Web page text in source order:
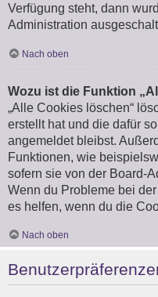
Verfügung steht, dann
Administration
Nach oben
Wozu ist die Funktion
„Alle Cookies löschen“
erstellt hat und die dafür
angemeldet bleibst.
Funktionen, wie
sofern sie von der Board-
Wenn du Probleme bei
es helfen, wenn du die
Nach oben